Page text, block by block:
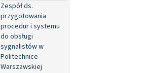
Zespół ds.
przygotowania
procedur i systemu
do obsługi
sygnalistów w
Politechnice
Warszawskiej